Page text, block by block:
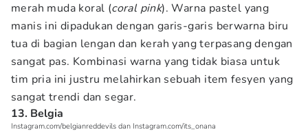
merah muda koral (coral pink). Warna pastel yang
manis ini dipadukan dengan garis-garis berwarna biru
tua di bagian lengan dan kerah yang terpasang dengan
sangat pas. Kombinasi warna yang tidak biasa untuk
tim pria ini justru melahirkan sebuah item fesyen yang
sangat trendi dan segar.
13. Belgia
Instagram.com/belgianreddevils dan Instagram.com/its_onana